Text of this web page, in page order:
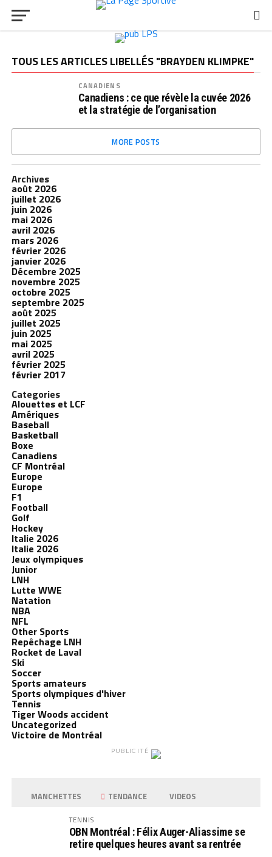
TOUS LES ARTICLES LIBELLÉS "BRAYDEN KLIMPKE"
CANADIENS
Canadiens : ce que révèle la cuvée 2026
et la stratégie de l’organisation
MORE POSTS
Archives
août 2026
juillet 2026
juin 2026
mai 2026
avril 2026
mars 2026
février 2026
janvier 2026
Décembre 2025
novembre 2025
octobre 2025
septembre 2025
août 2025
juillet 2025
juin 2025
mai 2025
avril 2025
février 2025
février 2017
Categories
Alouettes et LCF
Amériques
Baseball
Basketball
Boxe
Canadiens
CF Montréal
Europe
Europe
F1
Football
Golf
Hockey
Italie 2026
Italie 2026
Jeux olympiques
Junior
LNH
Lutte WWE
Natation
NBA
NFL
Other Sports
Repêchage LNH
Rocket de Laval
Ski
Soccer
Sports amateurs
Sports olympiques d'hiver
Tennis
Tiger Woods accident
Uncategorized
Victoire de Montréal
PUBLICITÉ
MANCHETTES TENDANCE VIDEOS
TENNIS
OBN Montréal : Félix Auger-Aliassime se
retire quelques heures avant sa rentrée